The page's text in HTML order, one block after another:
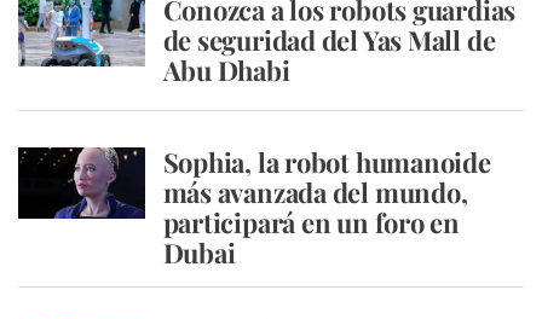
Conozca a los robots guardias
de seguridad del Yas Mall de
Abu Dhabi
Sophia, la robot humanoide
más avanzada del mundo,
participará en un foro en
Dubai